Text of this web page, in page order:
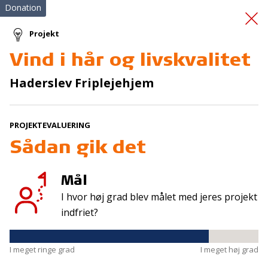
Et nyt kapitel
Donation
Projekt
Vind i hår og livskvalitet
Haderslev Friplejehjem
PROJEKTEVALUERING
Sådan gik det
Mål
I hvor høj grad blev målet med jeres projekt
indfriet?
I meget ringe grad I meget høj grad
Tilmeld nyhedsbrev
De seneste nyheder om TrygFondens og TryghedsGruppens
aktiviteter direkte i din indbakke.
Tilmeld